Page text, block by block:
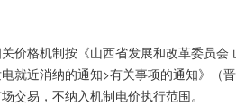
价格机制按《山西省发展和改革委员
就近消纳的通知>有关事项的通知》
交易，不纳入机制电价执行范围。